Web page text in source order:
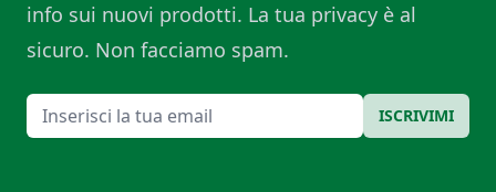
info sui nuovi prodotti. La tua privacy è al
sicuro. Non facciamo spam.
Email ISCRIVIMI